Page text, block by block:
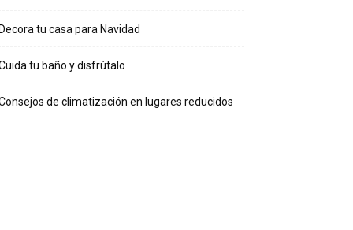
Decora tu casa para Navidad
tu baño y disfrútalo
de climatización en lugares reducidos